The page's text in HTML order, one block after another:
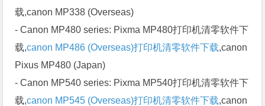
载,canon MP338 (Overseas)
- Canon MP480 series: Pixma MP480打印机清零软件下
载,canon MP486 (Overseas)打印机清零软件下载,canon
Pixus MP480 (Japan)
- Canon MP540 series: Pixma MP540打印机清零软件下
载,canon MP545 (Overseas)打印机清零软件下载,canon